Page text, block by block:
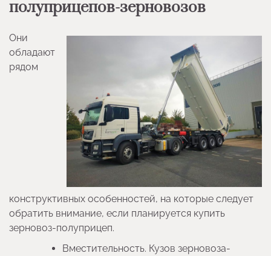
полуприцепов-зерновозов
Они
обладают
рядом
конструктивных особенностей, на которые следует
обратить внимание, если планируется купить
зерновоз-полуприцеп.
Вместительность. Кузов зерновоза-